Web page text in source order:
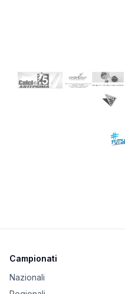
Campionati
Nazionali